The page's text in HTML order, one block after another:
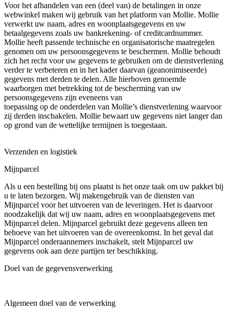
Voor het afhandelen van een (deel van) de betalingen in onze
webwinkel maken wij gebruik van het platform van Mollie. Mollie
verwerkt uw naam, adres en woonplaatsgegevens en uw
betaalgegevens zoals uw bankrekening- of creditcardnummer.
Mollie heeft passende technische en organisatorische maatregelen
genomen om uw persoonsgegevens te beschermen. Mollie behoudt
zich het recht voor uw gegevens te gebruiken om de dienstverlening
verder te verbeteren en in het kader daarvan (geanonimiseerde)
gegevens met derden te delen. Alle hierboven genoemde
waarborgen met betrekking tot de bescherming van uw
persoonsgegevens zijn eveneens van
toepassing op de onderdelen van Mollie’s dienstverlening waarvoor
zij derden inschakelen. Mollie bewaart uw gegevens niet langer dan
op grond van de wettelijke termijnen is toegestaan.
Verzenden en logistiek
Mijnparcel
Als u een bestelling bij ons plaatst is het onze taak om uw pakket bij
u te laten bezorgen. Wij makengebruik van de diensten van
Mijnparcel voor het uitvoeren van de leveringen. Het is daarvoor
noodzakelijk dat wij uw naam, adres en woonplaatsgegevens met
Mijnparcel delen. Mijnparcel gebruikt deze gegevens alleen ten
behoeve van het uitvoeren van de overeenkomst. In het geval dat
Mijnparcel onderaannemers inschakelt, stelt Mijnparcel uw
gegevens ook aan deze partijen ter beschikking.
Doel van de gegevensverwerking
Algemeen doel van de verwerking